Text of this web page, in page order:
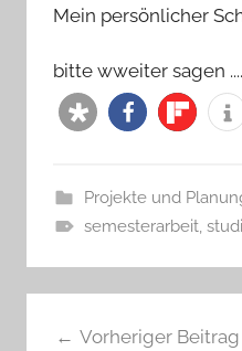
Mein persönlicher
bitte wweiter sagen ....
Projekte und
semesterarbeit,
Vorheriger Beitrag